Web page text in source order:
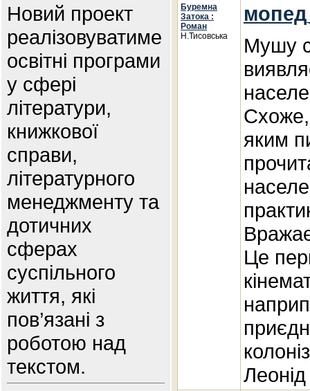
Новий проект
реалізовуватиме
освітні програми
у сфері
літератури,
книжкової
справи,
літературного
менеджменту та
дотичних
сферах
суспільного
життя, які
пов’язані з
роботою над
текстом.
Буремна
Затока :
Роман
Н.Тисовська
Мушу
Схоже,
яким
Це